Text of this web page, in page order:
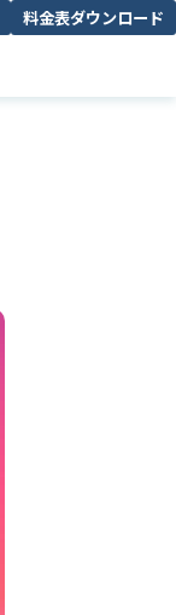
料金表ダウンロード